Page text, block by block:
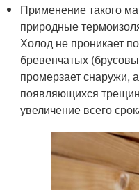
Применение такого
природные
Холод не проникает
бревенчатых
промерзает снаружи,
появляющихся
увеличение всего